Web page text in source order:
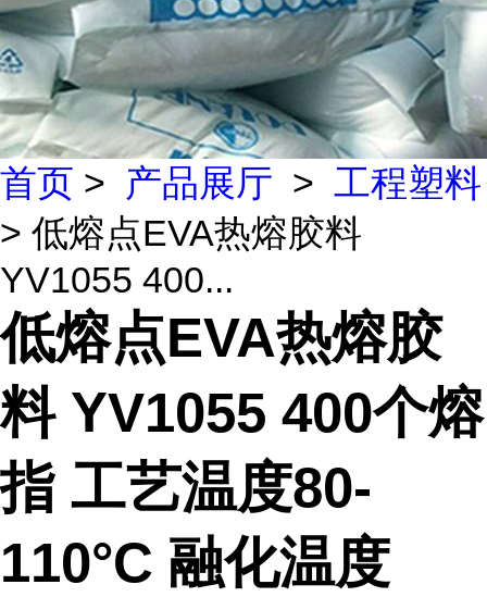
首页 > 产品展厅 > 工程塑料
> 低熔点EVA热熔胶料
YV1055 400...
低熔点EVA热熔胶
料 YV1055 400个熔
指 工艺温度80-
110°C 融化温度